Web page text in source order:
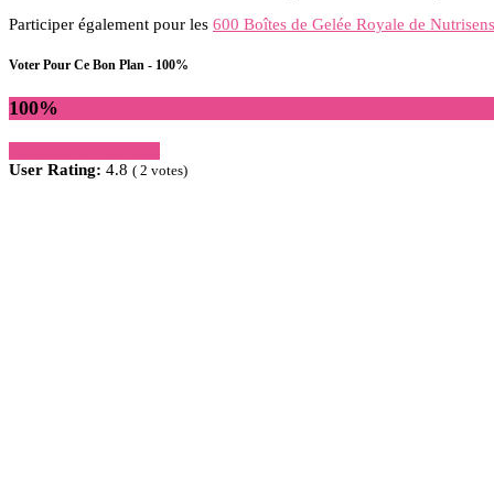
Participer également pour les 600 Boîtes de Gelée Royale de
Voter Pour Ce Bon Plan - 100%
100%
User Rating: 4.8 ( 2 votes)